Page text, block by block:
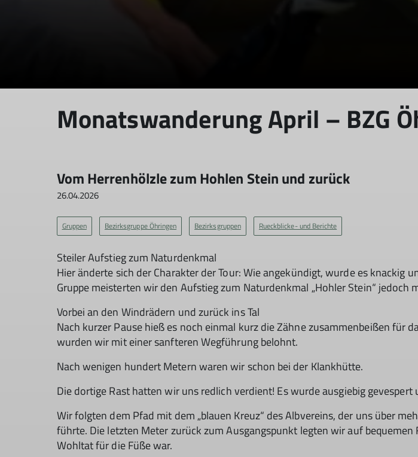
Monatswanderung April – BZG
Vom Herrenhölzle zum Hohlen Stein und zurück
26.04.2026
Gruppen Bezirksgruppe Öhringen Bezirksgruppen Rueckblicke- und Berichte
Steiler Aufstieg zum Naturdenkmal
Hier änderte sich der Charakter der Tour: Wie angekündigt, wurde es
Gruppe meisterten wir den Aufstieg zum Naturdenkmal „Hohler Stein“ jedoch
Vorbei an den Windrädern und zurück ins Tal
Nach kurzer Pause hieß es noch einmal kurz die Zähne zusammenbeißen für
wurden wir mit einer sanfteren Wegführung belohnt.
Nach wenigen hundert Metern waren wir schon bei der Klankhütte.
Die dortige Rast hatten wir uns redlich verdient! Es wurde ausgiebig gevespert
Wir folgten dem Pfad mit dem „blauen Kreuz“ des Albvereins, der uns über
führte. Die letzten Meter zurück zum Ausgangspunkt legten wir auf
Wohltat für die Füße war.